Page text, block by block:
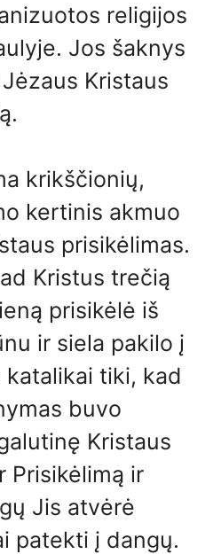
religijos
Jos šaknys
Kristaus
krikščionių,
kertinis akmuo
prisikėlimas.
Kristus trečią
prisikėlė iš
ir siela pakilo į
katalikai tiki, kad
buvo
Kristaus
Prisikėlimą ir
Jis atvėrė
patekti į dangų.